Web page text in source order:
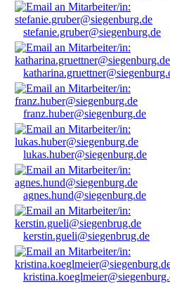
stefanie.gruber@siegenburg.de
franz.huber@siegenburg.de
lukas.huber@siegenburg.de
agnes.hund@siegenburg.de
kerstin.gueli@siegenbrug.de